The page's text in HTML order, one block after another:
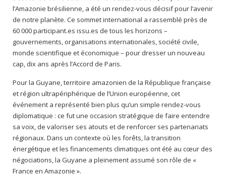
l’Amazonie brésilienne, a été un rendez-vous décisif pour l’avenir
de notre planète. Ce sommet international a rassemblé près de
60 000 participant.es issu.es de tous les horizons –
gouvernements, organisations internationales, société civile,
monde scientifique et économique – pour dresser un nouveau
cap, dix ans après l’Accord de Paris.
Pour la Guyane, territoire amazonien de la République française
et région ultrapériphérique de l’Union européenne, cet
événement a représenté bien plus qu’un simple rendez-vous
diplomatique : ce fut une occasion stratégique de faire entendre
sa voix, de valoriser ses atouts et de renforcer ses partenariats
régionaux. Dans un contexte où les forêts, la transition
énergétique et les financements climatiques ont été au cœur des
négociations, la Guyane a pleinement assumé son rôle de «
France en Amazonie ».